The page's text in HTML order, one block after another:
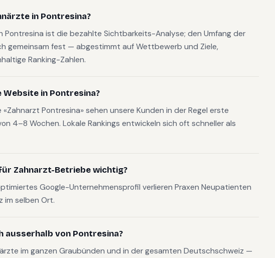
in Pontresina?
Pontresina ist die bezahlte Sichtbarkeits-Analyse; den Umfang der
gemeinsam fest — abgestimmt auf Wettbewerb und Ziele,
Ranking-Zahlen.
in Pontresina?
Pontresina» sehen unsere Kunden in der Regel erste
4–8 Wochen. Lokale Rankings entwickeln sich oft schneller als
Zahnarzt-Betriebe wichtig?
Google-Unternehmensprofil verlieren Praxen Neupatienten
im selben Ort.
ausserhalb von Pontresina?
im ganzen Graubünden und in der gesamten Deutschschweiz —